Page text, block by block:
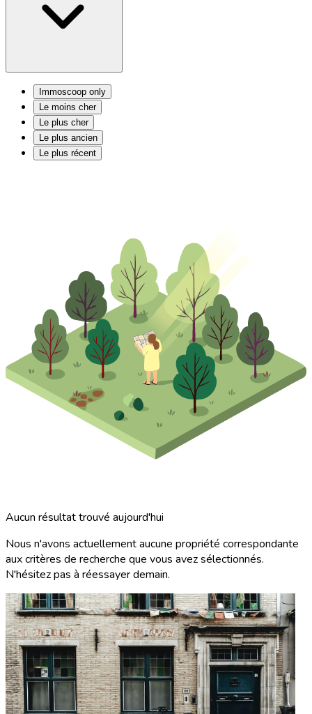
Immoscoop only
Le moins cher
Le plus cher
Le plus ancien
Le plus récent
Aucun résultat trouvé aujourd'hui
Nous n'avons actuellement aucune propriété correspondante
aux critères de recherche que vous avez sélectionnés.
N'hésitez pas à réessayer demain.